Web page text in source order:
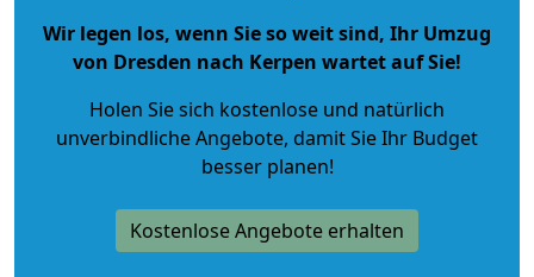
Wir legen los, wenn Sie so weit sind, Ihr Umzug
von Dresden nach Kerpen wartet auf Sie!
Holen Sie sich kostenlose und natürlich
unverbindliche Angebote, damit Sie Ihr Budget
besser planen!
Kostenlose Angebote erhalten